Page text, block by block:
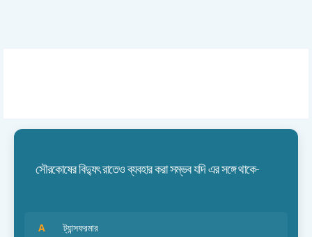
সৌরকোষের বিদ্যুৎ রাতেও ব্যবহার করা সম্ভব যদি এর সঙ্গে থাকে-
A ট্যান্সফরমার